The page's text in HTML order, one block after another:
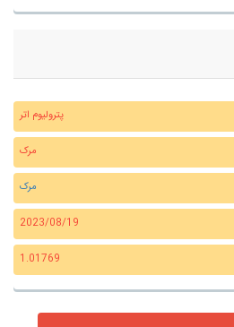
پترولیوم اتر
مرک
مرک
2023/08/19
1.01769